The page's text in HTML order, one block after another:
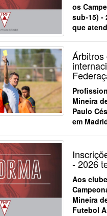
os
sub-15) -
que
Árbitros
Mineira
Paulo
em
- 2026
Aos
Mineira
Futebol